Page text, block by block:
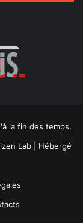
la fin des temps,
Lab | Hébergé